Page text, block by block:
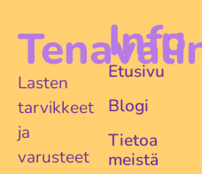
Lasten
tarvikkeet
ja
varusteet
Info
Etusivu
Blogi
Tietoa
meistä